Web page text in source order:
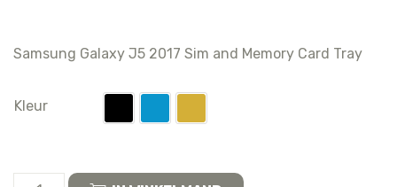
Samsung Galaxy J5 2017 Sim and Memory Card Tray
Kleur
Samsung